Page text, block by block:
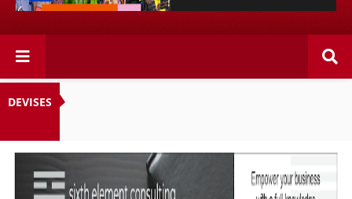
Retrouvez votre chaîne @TV5MONDE, dans les bouquets
CANAL+ 36 . Fandaharam-potoana tsara indrindra ho
anareo!
DEVISES